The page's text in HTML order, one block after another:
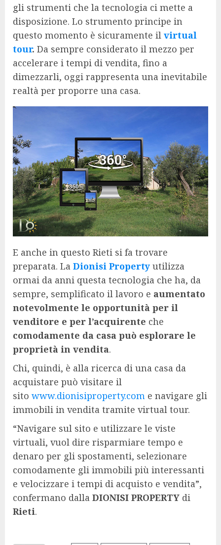
gli strumenti che la tecnologia ci mette a
disposizione. Lo strumento principe in
questo momento è sicuramente il virtual
tour. Da sempre considerato il mezzo per
accelerare i tempi di vendita, fino a
dimezzarli, oggi rappresenta una inevitabile
realtà per proporre una casa.
E anche in questo Rieti si fa trovare
preparata. La Dionisi Property utilizza
ormai da anni questa tecnologia che ha, da
sempre, semplificato il lavoro e aumentato
notevolmente le opportunità per il
venditore e per l’acquirente che
comodamente da casa può esplorare le
proprietà in vendita.
Chi, quindi, è alla ricerca di una casa da
acquistare può visitare il
sito www.dionisiproperty.com e navigare gli
immobili in vendita tramite virtual tour.
“Navigare sul sito e utilizzare le viste
virtuali, vuol dire risparmiare tempo e
denaro per gli spostamenti, selezionare
comodamente gli immobili più interessanti
e velocizzare i tempi di acquisto e vendita”,
confermano dalla DIONISI PROPERTY di
Rieti.